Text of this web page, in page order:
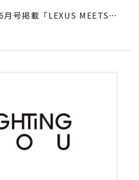
月号掲載「LEXUS MEETS…